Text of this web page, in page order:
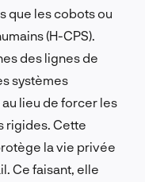
que les cobots ou
(H-CPS).
des lignes de
systèmes
lieu de forcer les
rigides. Cette
la vie privée
Ce faisant, elle